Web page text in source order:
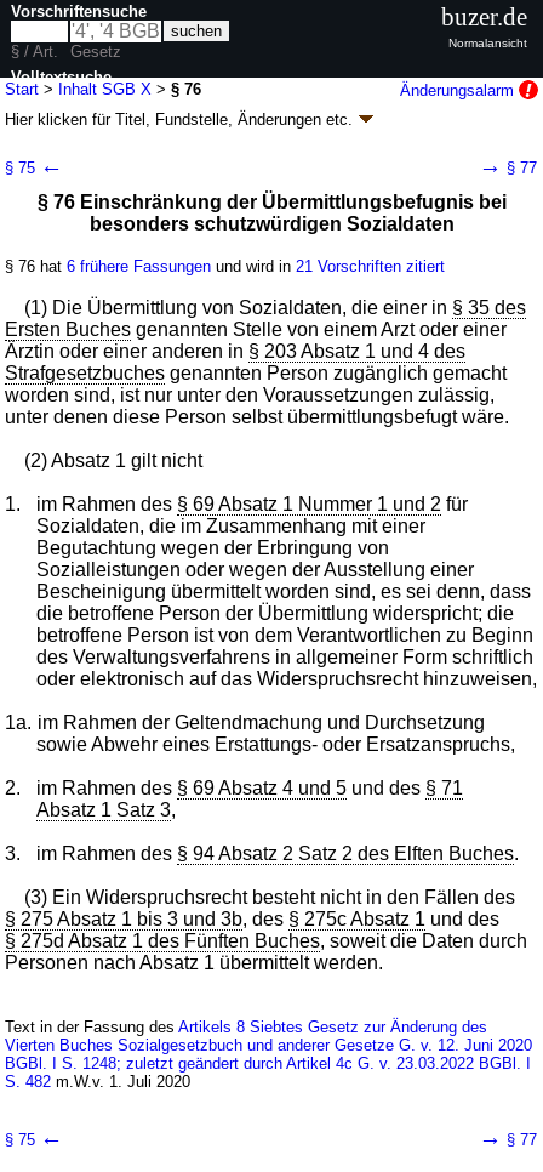
Start > Inhalt SGB X >§ 76
Änderungsalarm
Hier klicken fürTitel, Fundstelle, Änderungen etc.
- Sozialverwaltungsverfahren und
Sozialdatenschutz - (SGB X)
Artikel 6 G. v. 21.07.2026BGBl. 2026 I Nr. 221
Geltung ab 01.01.1981; FNA: 860-10-1Sozialgesetzbuch
87 weitere Fassungen | Drucksachen / Entwurf / Begründung
|
wird in 579 Vorschriften zitiert
Zweites Kapitel Schutz der Sozialdaten
Zweiter Abschnitt Verarbeitung von Sozialdaten
§ 75 ← → § 77
§ 76 Einschränkung der Übermittlungsbefugnis bei
besonders schutzwürdigen Sozialdaten
§ 76 hat6 frühere Fassungen und wird in 21 Vorschriften zitiert
(1) Die Übermittlung von Sozialdaten, die einer in § 35 des
Ersten Buches genannten Stelle von einem Arzt oder einer
Ärztin oder einer anderen in § 203 Absatz 1 und 4 des
Strafgesetzbuches genannten Person zugänglich gemacht
worden sind, ist nur unter den Voraussetzungen zulässig,
unter denen diese Person selbst übermittlungsbefugt wäre.
(2) Absatz 1 gilt nicht
1. im Rahmen des § 69 Absatz 1 Nummer 1 und 2 für
Sozialdaten, die im Zusammenhang mit einer
Begutachtung wegen der Erbringung von
Sozialleistungen oder wegen der Ausstellung einer
Bescheinigung übermittelt worden sind, es sei denn, dass
die betroffene Person der Übermittlung widerspricht; die
betroffene Person ist von dem Verantwortlichen zu Beginn
des Verwaltungsverfahrens in allgemeiner Form schriftlich
oder elektronisch auf das Widerspruchsrecht hinzuweisen,
1a. im Rahmen der Geltendmachung und Durchsetzung
sowie Abwehr eines Erstattungs- oder Ersatzanspruchs,
2. im Rahmen des § 69 Absatz 4 und 5 und des § 71
Absatz 1 Satz 3,
3. im Rahmen des § 94 Absatz 2 Satz 2 des Elften Buches.
(3) Ein Widerspruchsrecht besteht nicht in den Fällen des
§ 275 Absatz 1 bis 3 und 3b, des § 275c Absatz 1 und des
§ 275d Absatz 1 des Fünften Buches, soweit die Daten durch
Personen nach Absatz 1 übermittelt werden.
Text in der Fassung desArtikels 8 Siebtes Gesetz zur Änderung des
Vierten Buches Sozialgesetzbuch und anderer Gesetze G. v. 12. Juni 2020
BGBl. I S. 1248; zuletzt geändert durch Artikel 4c G. v. 23.03.2022 BGBl. I
S. 482 m.W.v. 1. Juli 2020
§ 75 ← → § 77
Vorschriftensuche
§ / Art.
Gesetz
Volltextsuche
nur in SGB X
buzer.de
Normalansicht